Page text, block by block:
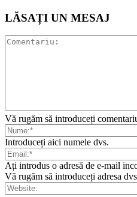
LĂSAȚI UN MESAJ
Vă rugăm să introduceți
Introduceți aici numele dvs.
Ați introdus o adresă de e-mail
Vă rugăm să introduceți adresa